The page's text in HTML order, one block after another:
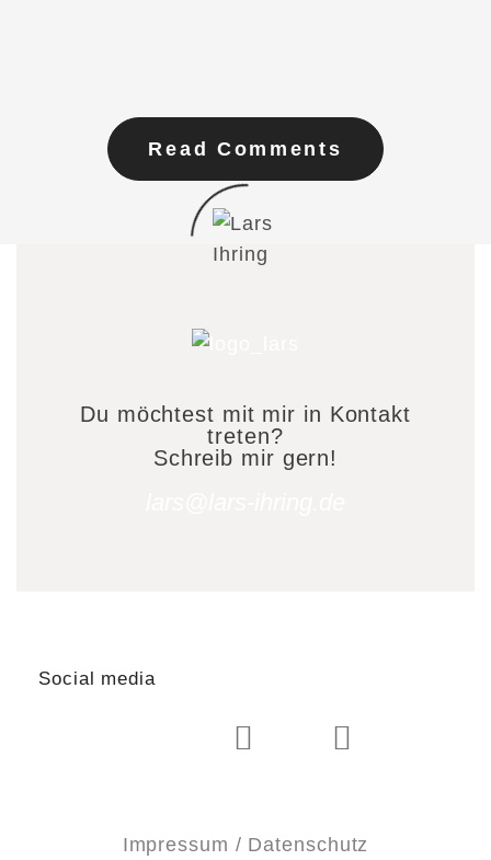
Read Comments
Du möchtest mit mir in Kontakt
treten?
Schreib mir gern!
Social media
Impressum / Datenschutz